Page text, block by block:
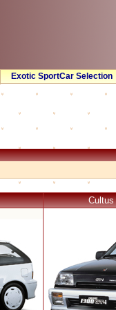
Exotic SportCar Selection
Cultus